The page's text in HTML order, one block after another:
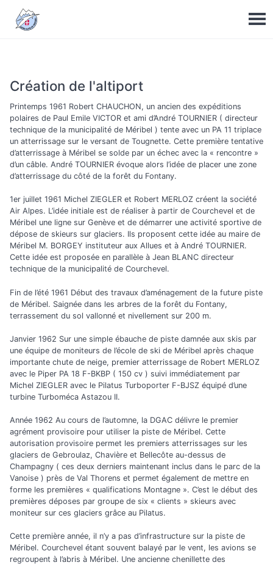
Création de l'altiport
Printemps 1961 Robert CHAUCHON, un ancien des expéditions
polaires de Paul Emile VICTOR et ami d’André TOURNIER ( directeur
technique de la municipalité de Méribel ) tente avec un PA 11 triplace
un atterrissage sur le versant de Tougnette. Cette première tentative
d’atterrissage à Méribel se solde par un échec avec la « rencontre »
d’un câble. André TOURNIER évoque alors l’idée de placer une zone
d’atterrissage du côté de la forêt du Fontany.
1er juillet 1961 Michel ZIEGLER et Robert MERLOZ créent la société
Air Alpes. L’idée initiale est de réaliser à partir de Courchevel et de
Méribel une ligne sur Genève et de démarrer une activité sportive de
dépose de skieurs sur glaciers. Ils proposent cette idée au maire de
Méribel M. BORGEY instituteur aux Allues et à André TOURNIER.
Cette idée est proposée en parallèle à Jean BLANC directeur
technique de la municipalité de Courchevel.
Fin de l’été 1961 Début des travaux d’aménagement de la future piste
de Méribel. Saignée dans les arbres de la forêt du Fontany,
terrassement du sol vallonné et nivellement sur 200 m.
Janvier 1962 Sur une simple ébauche de piste damnée aux skis par
une équipe de moniteurs de l’école de ski de Méribel après chaque
importante chute de neige, premier atterrissage de Robert MERLOZ
avec le Piper PA 18 F-BKBP ( 150 cv ) suivi immédiatement par
Michel ZIEGLER avec le Pilatus Turboporter F-BJSZ équipé d’une
turbine Turboméca Astazou II.
Année 1962 Au cours de l’automne, la DGAC délivre le premier
agrément provisoire pour utiliser la piste de Méribel. Cette
autorisation provisoire permet les premiers atterrissages sur les
glaciers de Gebroulaz, Chavière et Bellecôte au-dessus de
Champagny ( ces deux derniers maintenant inclus dans le parc de la
Vanoise ) près de Val Thorens et permet également de mettre en
forme les premières « qualifications Montagne ». C’est le début des
premières déposes par groupe de six « clients » skieurs avec
moniteur sur ces glaciers grâce au Pilatus.
Cette première année, il n’y a pas d’infrastructure sur la piste de
Méribel. Courchevel étant souvent balayé par le vent, les avions se
regroupent à l’abris à Méribel. Une ancienne chenillette des